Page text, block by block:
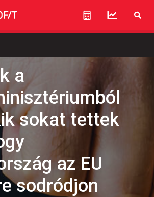
a
sokat tettek
az EU
sodródjon